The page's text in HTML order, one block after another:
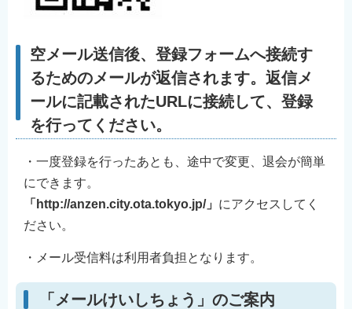
空メール送信後、登録フォームへ接続す
るためのメールが返信されます。返信メ
ールに記載されたURLに接続して、登録
を行ってください。
・一度登録を行ったあとも、途中で変更、退会が簡単
にできます。
「http://anzen.city.ota.tokyo.jp/」 にアクセスしてく
ださい。
・メール受信料は利用者負担となります。
「メールけいしちょう」のご案内